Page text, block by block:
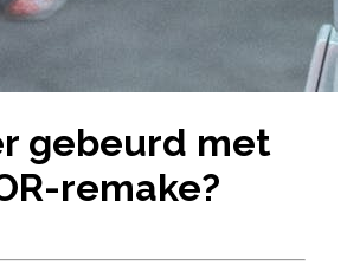
gebeurd met
remake?